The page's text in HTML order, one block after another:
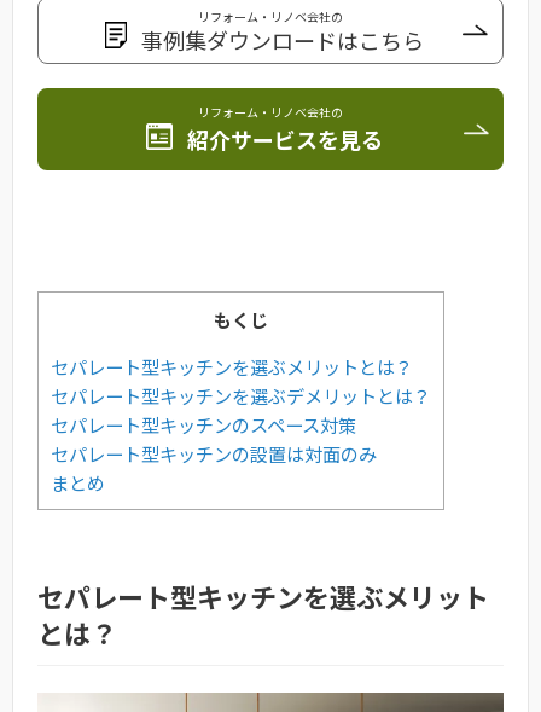
リフォーム・リノベ会社の
事例集ダウンロードはこちら
リフォーム・リノベ会社の
紹介サービスを見る
もくじ
セパレート型キッチンを選ぶメリットとは？
セパレート型キッチンを選ぶデメリットとは？
セパレート型キッチンのスペース対策
セパレート型キッチンの設置は対面のみ
まとめ
セパレート型キッチンを選ぶメリット
とは？